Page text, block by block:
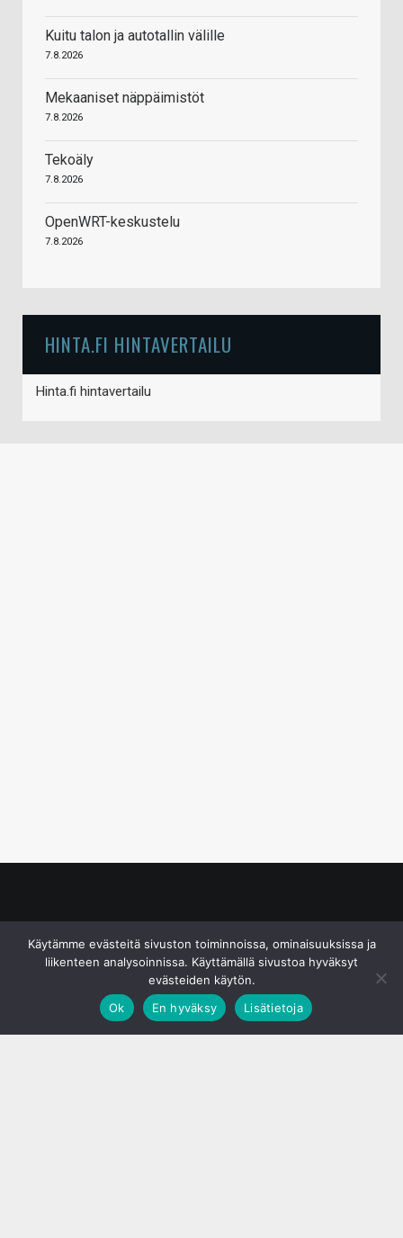
Kuitu talon ja autotallin välille
7.8.2026
Mekaaniset näppäimistöt
7.8.2026
Tekoäly
7.8.2026
OpenWRT-keskustelu
7.8.2026
HINTA.FI HINTAVERTAILU
Hinta.fi hintavertailu
Käytämme evästeitä sivuston toiminnoissa, ominaisuuksissa ja
liikenteen analysoinnissa. Käyttämällä sivustoa hyväksyt
evästeiden käytön.
Ok
En hyväksy Lisätietoja